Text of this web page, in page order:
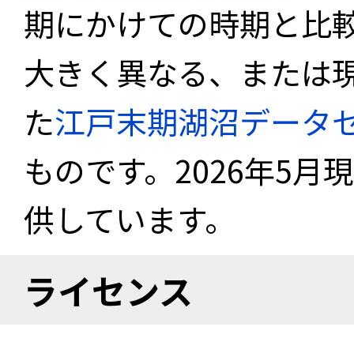
期にかけての時期と比
大きく異なる、または
た江戸末期湖沼データ
ものです。2026年5月
供しています。
ライセンス